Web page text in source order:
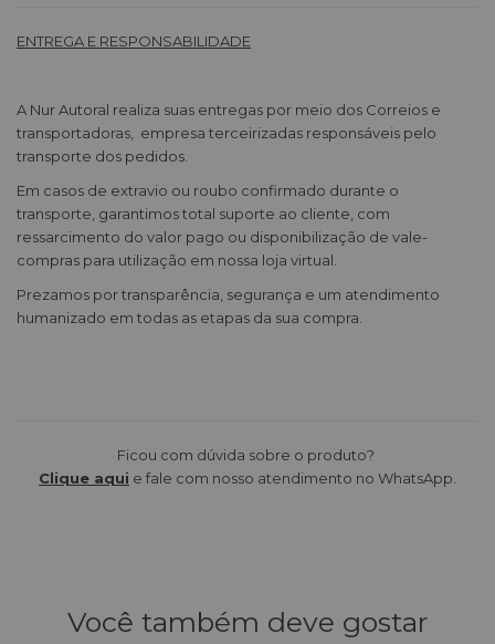
ENTREGA E RESPONSABILIDADE
A Nur Autoral realiza suas entregas por meio dos Correios e
transportadoras, empresa terceirizadas responsáveis pelo
transporte dos pedidos.
Em casos de extravio ou roubo confirmado durante o
transporte, garantimos total suporte ao cliente, com
ressarcimento do valor pago ou disponibilização de vale-
compras para utilização em nossa loja virtual.
Prezamos por transparência, segurança e um atendimento
humanizado em todas as etapas da sua compra.
Ficou com dúvida sobre o produto?
Clique aqui e fale com nosso atendimento no WhatsApp.
Você também deve gostar